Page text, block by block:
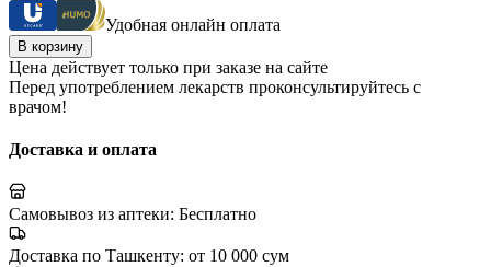
Удобная онлайн оплата
В корзину
Цена действует только при заказе на сайте
Перед употреблением лекарств проконсультируйтесь с
врачом!
Доставка и оплата
Самовывоз из аптеки: Бесплатно
Доставка по Ташкенту: от 10 000 сум